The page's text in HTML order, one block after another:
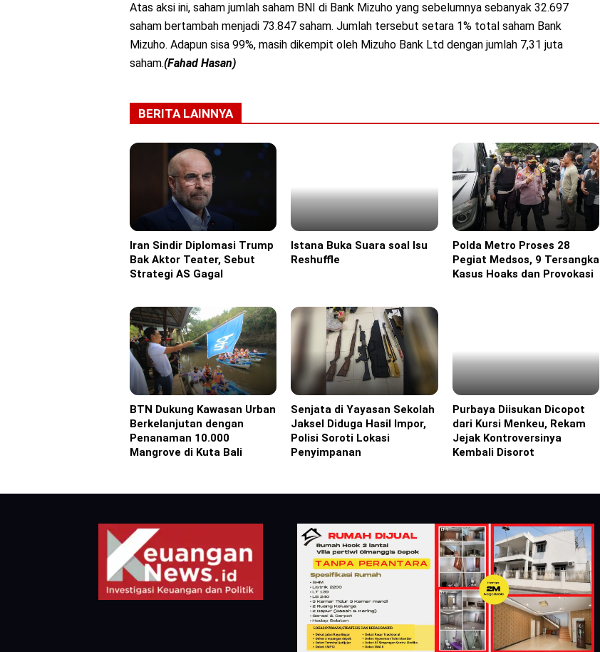
Atas aksi ini, saham jumlah saham BNI di Bank Mizuho yang sebelumnya sebanyak 32.697
saham bertambah menjadi 73.847 saham. Jumlah tersebut setara 1% total saham Bank
Mizuho. Adapun sisa 99%, masih dikempit oleh Mizuho Bank Ltd dengan jumlah 7,31 juta
saham.(Fahad Hasan)
BERITA LAINNYA
Headline
Iran Sindir Diplomasi Trump
Bak Aktor Teater, Sebut
Strategi AS Gagal
Headline
Istana Buka Suara soal Isu
Reshuffle
Headline
Polda Metro Proses 28
Pegiat Medsos, 9 Tersangka
Kasus Hoaks dan Provokasi
Advertorial
BTN Dukung Kawasan Urban
Berkelanjutan dengan
Penanaman 10.000
Mangrove di Kuta Bali
Headline
Senjata di Yayasan Sekolah
Jaksel Diduga Hasil Impor,
Polisi Soroti Lokasi
Penyimpanan
Headline
Purbaya Diisukan Dicopot
dari Kursi Menkeu, Rekam
Jejak Kontroversinya
Kembali Disorot